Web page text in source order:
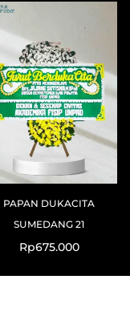
PAPAN DUKACITA
SUMEDANG 21
Rp675.000